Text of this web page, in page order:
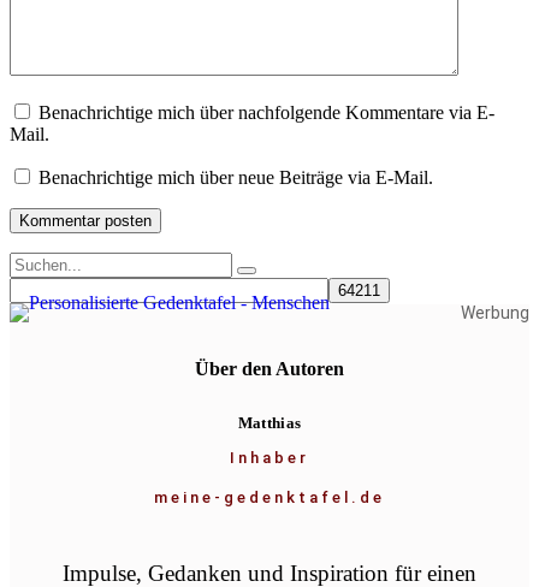
Benachrichtige mich über nachfolgende Kommentare via E-
Mail.
Benachrichtige mich über neue Beiträge via E-Mail.
Werbung
Über den Autoren
Matthias
Inhaber
meine-gedenktafel.de
Impulse, Gedanken und Inspiration für einen